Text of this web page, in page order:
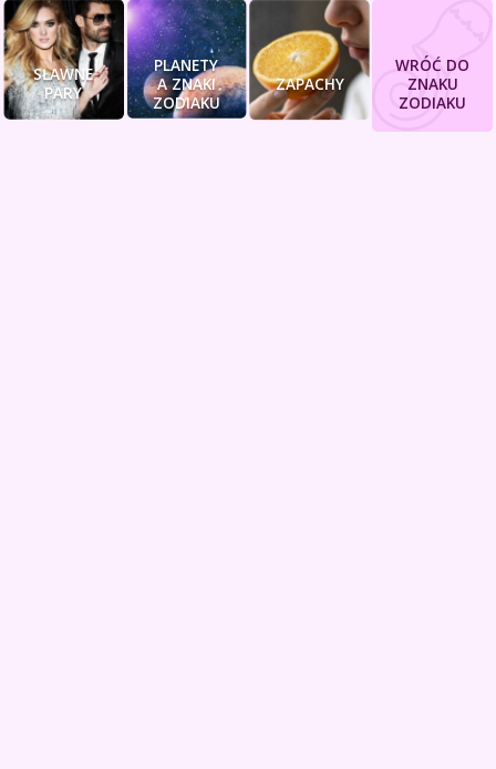
SŁAWNE
PARY
PLANETY
A ZNAKI
ZODIAKU
ZAPACHY
WRÓĆ DO
ZNAKU
ZODIAKU